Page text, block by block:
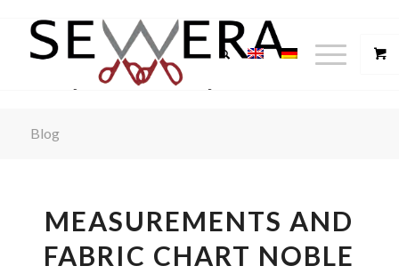
Blog
MEASUREMENTS AND
FABRIC CHART NOBLE